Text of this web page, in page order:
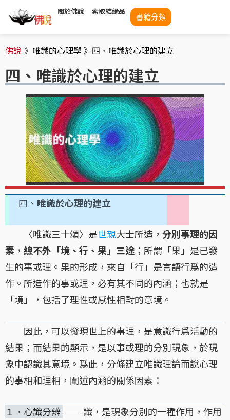
關於佛說 索取結緣品
書籍分類
佛說 》 唯識的心理學 》 四、唯識於心理的建立
四、唯識於心理的建立
四、 唯識於心理的建立
〈唯識三十頌〉是世親大士所造， 分別事理的因
素 ， 總不外「境、行、果」三途 ；所謂「果」是已發
生的事或理。果的形成，來自「行」是言語行爲的造
作。所造作的事或理，必有其不同的內涵；也就是
「境」，包括了理性或感性相對的意境。
因此，可以發現世上的事理，是意識行爲活動的
結果；而結果的顯示，是以事或理的分別現象，於現
象中認識其意境。爲此，分條建立唯識理論而說心理
的事相和理相，闡述內涵的關係因素：
１．心識分辨── 識，是現象分別的一種作用，作用